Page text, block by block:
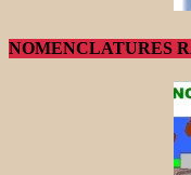
NOMENCLATURES